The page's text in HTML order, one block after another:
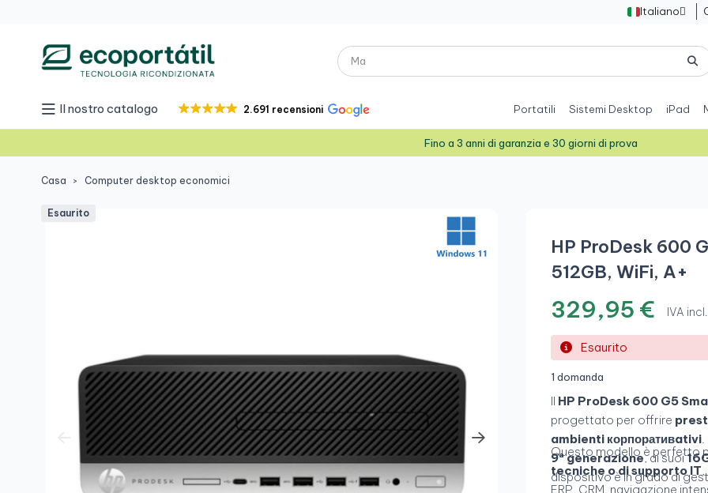
Italiano 
Il nostro catalogo 2.691 recensioni Portatili Sistemi Desktop iPad
Fino a 3 anni di garanzia e 30 giorni di prova
Casa Computer desktop economici
Esaurito
HP ProDesk 600
512GB, WiFi, A+
329,95 € IVA incl.
Esaurito
1 domanda
Il HP ProDesk 600 G5
progettato per offrire
ambienti корпоративativi.
9ª generazione, ai suoi
dispositivo è in grado di
Questo modello è perfetto
tecniche o di supporto IT
ERP, CRM, navigazione